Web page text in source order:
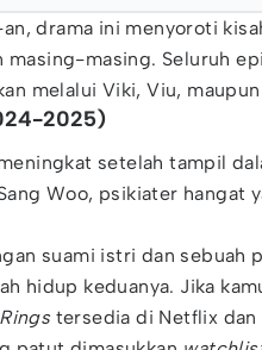
drama ini menyoroti
masing-masing. Seluruh
melalui Viki, Viu,
2025)
setelah tampil
Woo, psikiater hangat
suami istri dan sebuah
hidup keduanya. Jika
tersedia di Netflix dan